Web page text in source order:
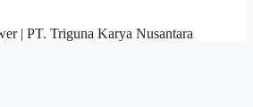
| PT. Triguna Karya Nusantara